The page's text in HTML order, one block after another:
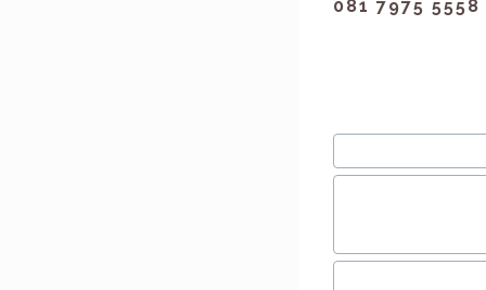
081 7975 5558